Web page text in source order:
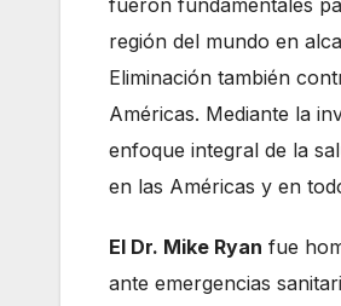
fueron fundamentales
región del mundo en
Eliminación también
Américas. Mediante la
enfoque integral de la
en las Américas y en
El Dr. Mike Ryan fue
ante emergencias